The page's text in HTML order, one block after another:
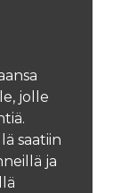
jolle
saatiin
ja